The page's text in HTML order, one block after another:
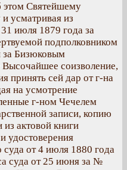
этом Святейшему
усматривая из
июля 1879 года за
подполковником
за Бизюковым
соизволение,
принять сей дар от г-на
на усмотрение
г-ном Чечелем
записи, копию
актовой книги
удостоверения
суда от 4 июля 1880 года
суда от 25 июня за №